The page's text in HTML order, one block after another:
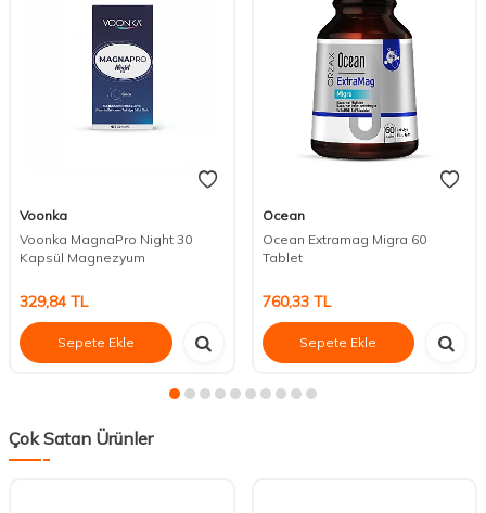
Voonka
Voonka MagnaPro Night 30
Kapsül Magnezyum
329,84 TL
Sepete Ekle
Ocean
Ocean Extramag Migra 60
Tablet
760,33TL
Sepete Ekle
Çok Satan Ürünler